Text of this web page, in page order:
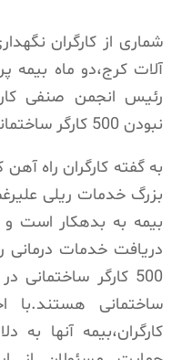
شماری از کارگران
آلات کرج،دو ماه بیمه
رئیس انجمن صنفی
نبودن 500 کارگر ساختمانی در این شهر خبر داد.
به گفته کارگران راه
بزرگ خدمات ریلی
دریافت خدمات درمانی
500 کارگر
ساختمانی
کارگران،بیمه آنها